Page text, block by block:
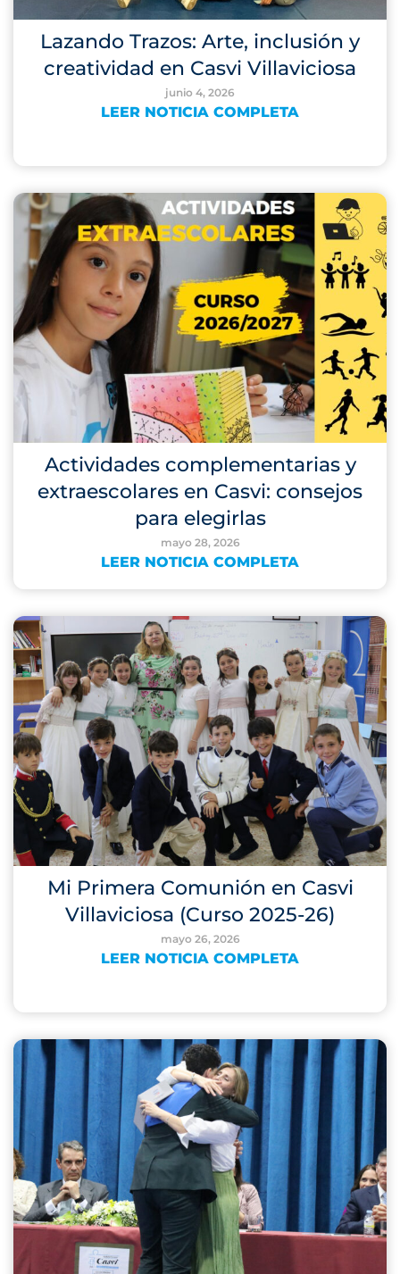
Lazando Trazos: Arte, inclusión y
creatividad en Casvi Villaviciosa
junio 4, 2026
LEER NOTICIA COMPLETA
Actividades complementarias y
extraescolares en Casvi: consejos
para elegirlas
mayo 28, 2026
LEER NOTICIA COMPLETA
Mi Primera Comunión en Casvi
Villaviciosa (Curso 2025-26)
mayo 26, 2026
LEER NOTICIA COMPLETA